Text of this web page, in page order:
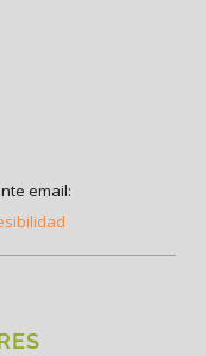
email: